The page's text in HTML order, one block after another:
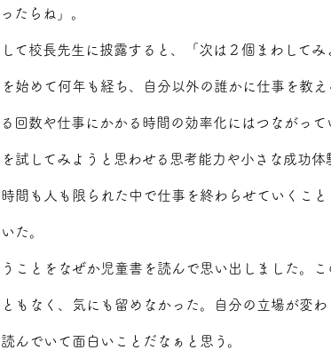
たらね」。
て校長先生に披露すると、「次は２個まわしてみ
始めて何年も経ち、自分以外の誰かに仕事を教
回数や仕事にかかる時間の効率化にはつながっ
を試してみようと思わせる思考能力や小さな成功
間も人も限られた中で仕事を終わらせていくこ
た。
うことをなぜか児童書を読んで思い出しました。
ともなく、気にも留めなかった。自分の立場が変
んでいて面白いことだなぁと思う。